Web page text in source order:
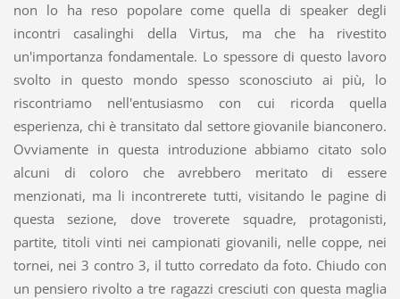
non lo ha reso popolare come quella di speaker degli
incontri casalinghi della Virtus, ma che ha rivestito
un'importanza fondamentale. Lo spessore di questo lavoro
svolto in questo mondo spesso sconosciuto ai più, lo
riscontriamo nell'entusiasmo con cui ricorda quella
esperienza, chi è transitato dal settore giovanile bianconero.
Ovviamente in questa introduzione abbiamo citato solo
alcuni di coloro che avrebbero meritato di essere
menzionati, ma li incontrerete tutti, visitando le pagine di
questa sezione, dove troverete squadre, protagonisti,
partite, titoli vinti nei campionati giovanili, nelle coppe, nei
tornei, nei 3 contro 3, il tutto corredato da foto. Chiudo con
un pensiero rivolto a tre ragazzi cresciuti con questa maglia